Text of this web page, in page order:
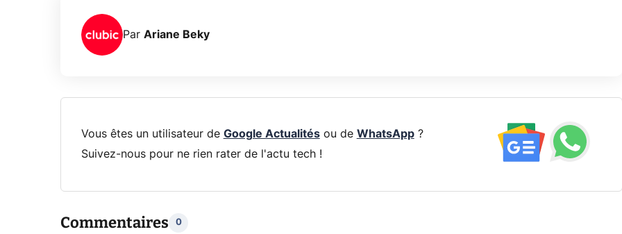
Par Ariane Beky
Vous êtes un utilisateur de Google Actualitésou de WhatsApp?
Suivez-nous pour ne rien rater de l'actu tech !
Commentaires 0